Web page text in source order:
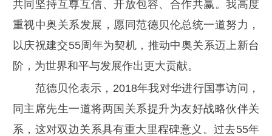
共同坚持互尊互信、开放包容、合作共赢。我高度
重视中奥关系发展，愿同范德贝伦总统一道努力，
以庆祝建交55周年为契机，推动中奥关系迈上新台
阶，为世界和平与发展作出更大贡献。
范德贝伦表示，2018年我对华进行国事访问，
同主席先生一道将两国关系提升为友好战略伙伴关
系，这对双边关系具有重大里程碑意义。过去55年